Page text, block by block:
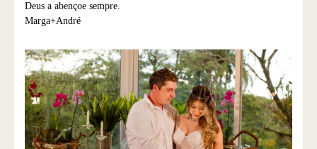
Deus a abençoe sempre.
Marga+André